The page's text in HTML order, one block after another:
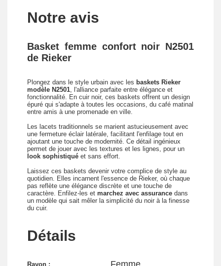
Notre avis
Basket femme confort noir N2501
de Rieker
Plongez dans le style urbain avec les baskets Rieker
modèle N2501, l'alliance parfaite entre élégance et
fonctionnalité. En cuir noir, ces baskets offrent un design
épuré qui s'adapte à toutes les occasions, du café matinal
entre amis à une promenade en ville.
Les lacets traditionnels se marient astucieusement avec
une fermeture éclair latérale, facilitant l'enfilage tout en
ajoutant une touche de modernité. Ce détail ingénieux
permet de jouer avec les textures et les lignes, pour un
look sophistiqué et sans effort.
Laissez ces baskets devenir votre complice de style au
quotidien. Elles incarnent l'essence de Rieker, où chaque
pas reflète une élégance discrète et une touche de
caractère. Enfilez-les et marchez avec assurance dans
un modèle qui sait mêler la simplicité du noir à la finesse
du cuir.
Détails
Rayon :